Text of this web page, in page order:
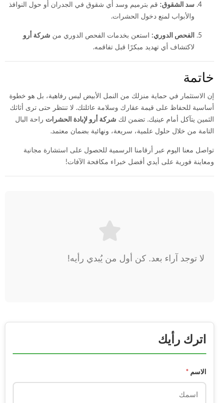
سد الشقوق: قم بترميم وسد أي شقوق في الجدران أو حول النوافذ
والأبواب لمنع دخول الحشرات.
الفحص الدوري: استعن بخدمات الفحص الدوري من شركة أرو
لاكتشاف أي تهديد مبكرًا قبل تفاقمه.
خاتمة
إن الاستثمار في حماية منزلك من النمل الأبيض ليس رفاهية، بل هو خطوة
أساسية للحفاظ على قيمة عقارك وسلامة عائلتك. لا تنتظر حتى ترى أثاثك
الثمين يتآكل أمام عينيك. تضمن لك شركة أرو لإبادة الحشرات راحة البال
التامة من خلال حلول علمية، سريعة، ونهائية بضمان معتمد.
تواصل معنا اليوم عبر أرقامنا الرسمية للحصول على استشارة مجانية
ومعاينة فورية على أيدي أفضل خبراء مكافحة الآفات!
لا توجد آراء بعد. كن أول من يُبدي رأيه!
اترك رأيك
الاسم *